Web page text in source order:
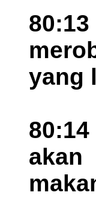
yang
akan